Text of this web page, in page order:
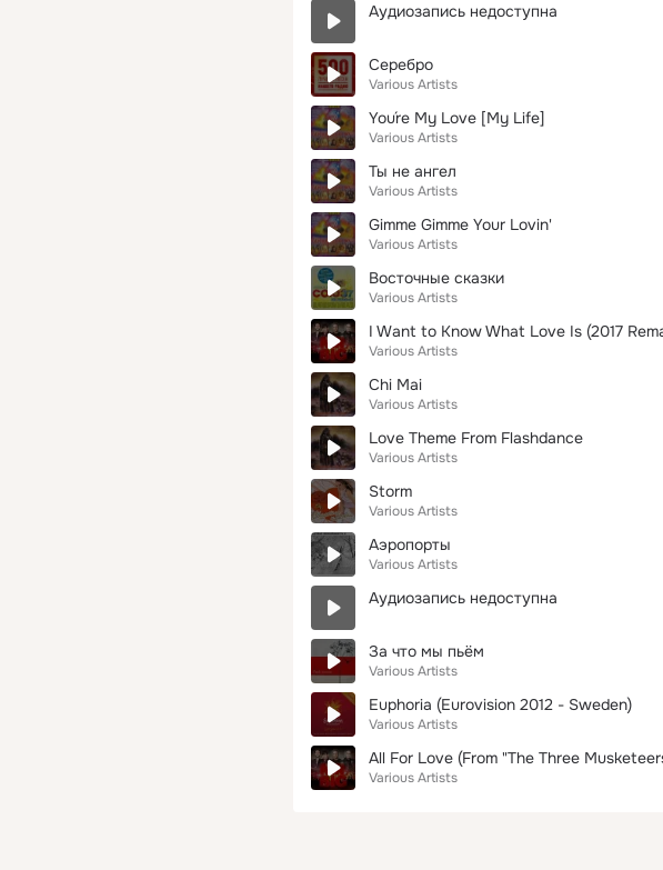
Аудиозапись недоступна
Серебро
Various Artists
You´re My Love [My Life]
Various Artists
Ты не ангел
Various Artists
Gimme Gimme Your Lovin'
Various Artists
Восточные сказки
Various Artists
I Want to Know What Love Is (2017
Various Artists
Chi Mai
Various Artists
Love Theme From Flashdance
Various Artists
Storm
Various Artists
Аэропорты
Various Artists
Аудиозапись недоступна
За что мы пьём
Various Artists
Euphoria (Eurovision 2012 - Sweden)
Various Artists
All For Love (From "The Three
Various Artists